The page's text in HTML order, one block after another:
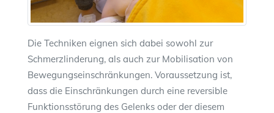
Die Techniken eignen sich dabei sowohl zur
Schmerzlinderung, als auch zur Mobilisation von
Bewegungseinschränkungen. Voraussetzung ist,
dass die Einschränkungen durch eine reversible
Funktionsstörung des Gelenks oder der diesem